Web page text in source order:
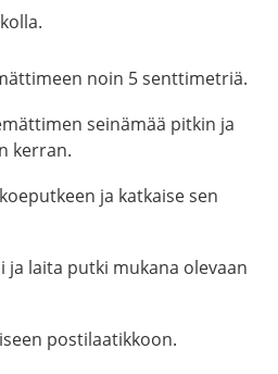
noin 5 senttimetriä.
seinämää pitkin ja
kerran.
ja katkaise sen
ja laita putki mukana olevaan
postilaatikkoon.